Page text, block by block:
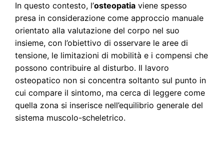
In questo contesto, l’osteopatia viene spesso
presa in considerazione come approccio manuale
orientato alla valutazione del corpo nel suo
insieme, con l’obiettivo di osservare le aree di
tensione, le limitazioni di mobilità e i compensi che
possono contribuire al disturbo. Il lavoro
osteopatico non si concentra soltanto sul punto in
cui compare il sintomo, ma cerca di leggere come
quella zona si inserisce nell’equilibrio generale del
sistema muscolo-scheletrico.